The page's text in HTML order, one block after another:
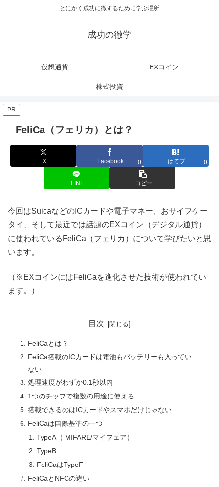
とにかく成功に徹するために学ぶ場所
成功の徹学
仮想通貨 EXコイン
株式投資
PR
FeliCa（フェリカ）とは？
X Facebook 0 はてブ 0
LINE コピー
今回はSuicaなどのICカードや電子マネー、おサイフケー
タイ、そして最近では話題のEXコイン（デジタル通貨）
に使われているFeliCa（フェリカ）について学びたいと思
います。
（※EXコインにはFeliCaを進化させた技術が使われてい
ます。）
目次
FeliCaとは？
FeliCa搭載のICカードは電池もバッテリーも入ってい
ない
処理速度がわずか0.1秒以内
1つのチップで複数の用途に使える
搭載できるのはICカードやスマホだけじゃない
FeliCaは国際基準の一つ
TypeA（ MIFARE/マイフェア）
TypeB
FeliCaはTypeF
FeliCaとNFCの違い